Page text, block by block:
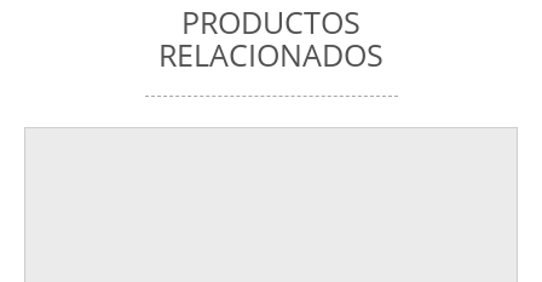
PRODUCTOS
RELACIONADOS